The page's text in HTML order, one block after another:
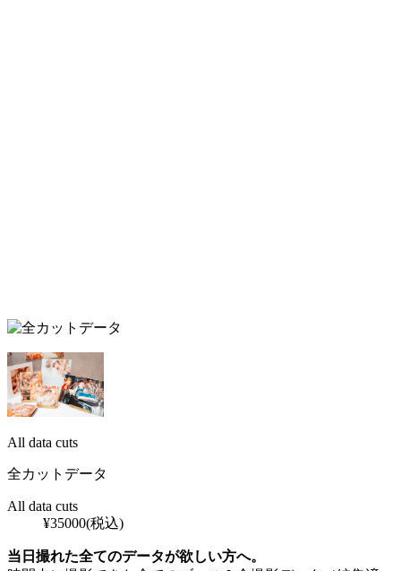
All data cuts
全カットデータ
All data cuts
¥35000(税込)
当日撮れた全てのデータが欲しい方へ。